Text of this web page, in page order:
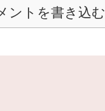
ントを書き込む